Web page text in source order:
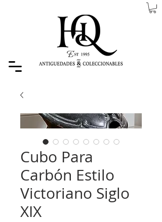
Cubo Para
Carbón Estilo
Victoriano Siglo
XIX